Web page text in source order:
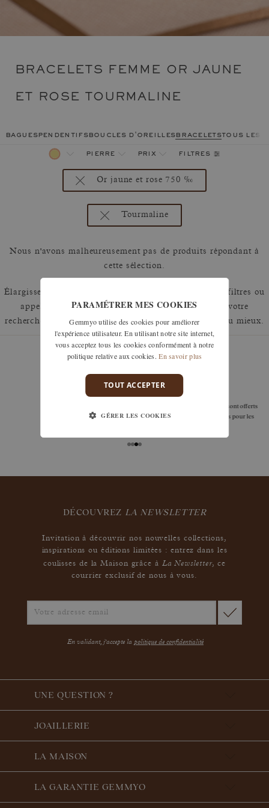
BRACELETS FEMME OR JAUNE
ET ROSE TOURMALINE
baguespendentifsboucles d'oreillesbraceletstous les
pierre prix filtres
Or jaune et rose 750 ‰
Tourmaline
Nous n'avons malheureusement pas de produits répondant à
cette sélection.
Élargissez votre recherche en retirant un ou plusieurs filtres ou
appelez nous au 01 42 46 90 89 pour discuter de votre
recherche et voir comment nous pouvons y répondre au mieux.
garanties
sous 30 jours après réception, y compris pour les
DÉCOUVREZ LA NEWSLETTER
Invitation à découvrir nos nouvelles collections,
inspirations ou éditions limitées : entrez dans les
coulisses de la Maison grâce à La Newsletter,ce
courrier exclusif de nous à vous.
En validant, j'accepte la politique de confidentialité
UNE QUESTION ?
JOAILLERIE
LA MAISON
LA GARANTIE GEMMYO
PARAMÉTRER MES COOKIES
Gemmyo utilise des cookies pour améliorer
l'expérience utilisateur. En utilisant notre site internet,
vous acceptez tous les cookies conformément à notre
politique relative aux cookies. En savoir plus
TOUT ACCEPTER
GÉRER LES COOKIES